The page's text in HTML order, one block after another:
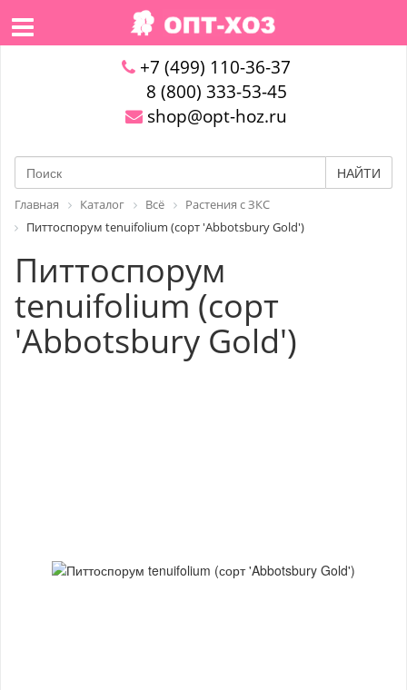
+7 (499) 110-36-37
8 (800) 333-53-45
shop@opt-hoz.ru
НАЙТИ
Главная Каталог Всё
Растения с ЗКС
Питтоспорум tenuifolium (сорт 'Abbotsbury Gold')
Питтоспорум
tenuifolium (сорт
'Abbotsbury Gold')